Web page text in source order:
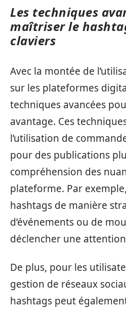
Les techniques
maîtriser le
claviers
Avec la montée de
sur les plateformes
techniques avancées
avantage. Ces
l’utilisation de
pour des publications
compréhension des
plateforme. Par
hashtags de manière
d’événements ou de
déclencher une
De plus, pour les
gestion de réseaux
hashtags peut